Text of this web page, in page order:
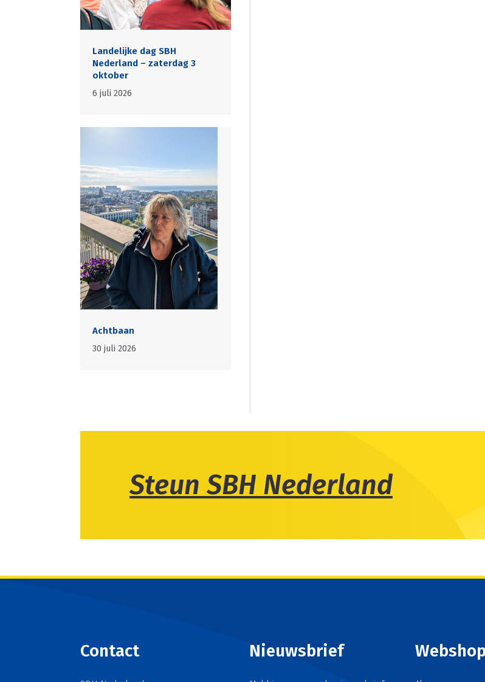
Landelijke dag SBH
Nederland – zaterdag 3
oktober
6 juli 2026
Achtbaan
30 juli 2026
Steun SBH Nederland
Contact Nieuwsbrief